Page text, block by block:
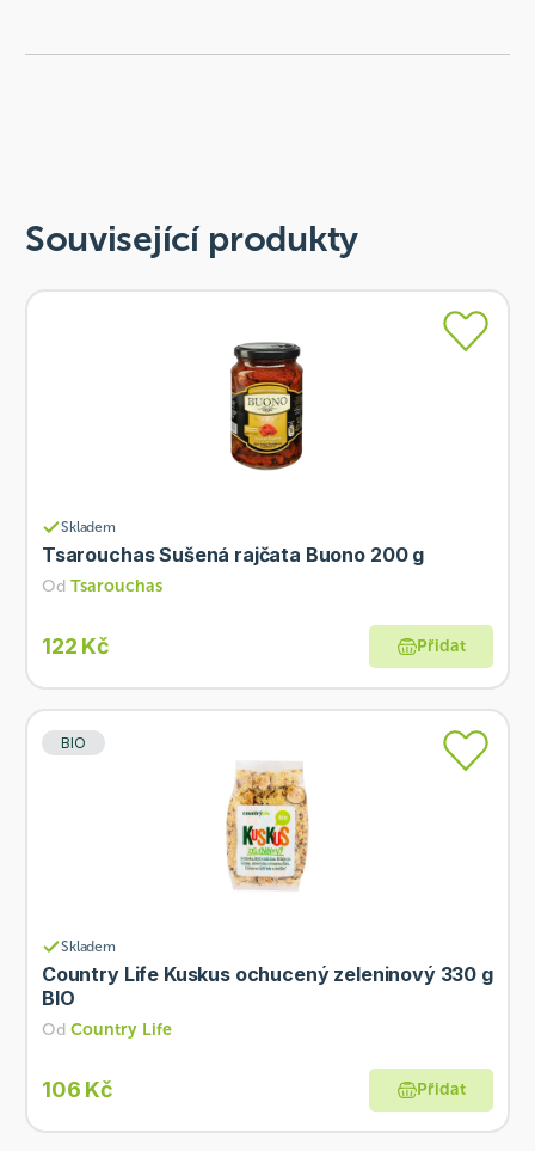
Související produkty
Skladem
Tsarouchas Sušená rajčata Buono 200 g
Od Tsarouchas
122 Kč Přidat
BIO
Skladem
Country Life Kuskus ochucený zeleninový 330 g
BIO
Od Country Life
106 Kč Přidat